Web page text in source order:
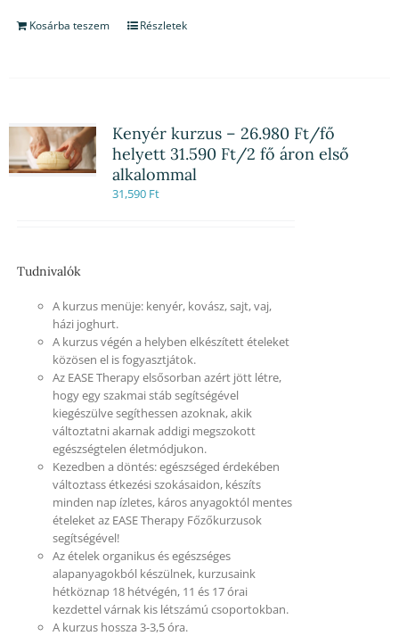
Kosárba teszem Részletek
Kenyér kurzus – 26.980 Ft/fő
helyett 31.590 Ft/2 fő áron első
alkalommal
31,590 Ft
Tudnivalók
A kurzus menüje: kenyér, kovász, sajt, vaj,
házi joghurt.
A kurzus végén a helyben elkészített ételeket
közösen el is fogyasztjátok.
Az EASE Therapy elsősorban azért jött létre,
hogy egy szakmai stáb segítségével
kiegészülve segíthessen azoknak, akik
változtatni akarnak addigi megszokott
egészségtelen életmódjukon.
Kezedben a döntés: egészséged érdekében
változtass étkezési szokásaidon, készíts
minden nap ízletes, káros anyagoktól mentes
ételeket az EASE Therapy Főzőkurzusok
segítségével!
Az ételek organikus és egészséges
alapanyagokból készülnek, kurzusaink
hétköznap 18 hétvégén, 11 és 17 órai
kezdettel várnak kis létszámú csoportokban.
A kurzus hossza 3-3,5 óra.